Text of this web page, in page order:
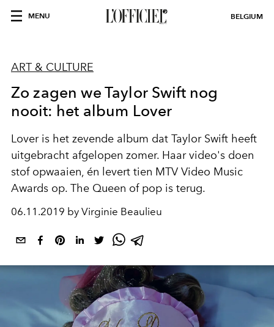
MENU BELGIUM
ART & CULTURE
Zo zagen we Taylor Swift nog
nooit: het album Lover
Lover is het zevende album dat Taylor Swift heeft
uitgebracht afgelopen zomer. Haar video's doen
stof opwaaien, én levert tien MTV Video Music
Awards op. The Queen of pop is terug.
06.11.2019 by Virginie Beaulieu